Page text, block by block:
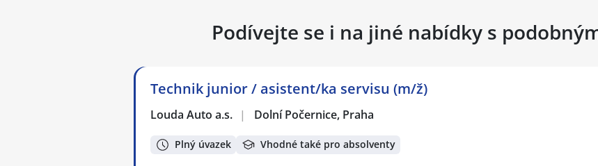
Podívejte se i na jiné nabídky s
Technik junior / asistent/ka servisu (m/ž)
Louda Auto a.s. | Dolní Počernice, Praha
Plný úvazek Vhodné také pro absolventy